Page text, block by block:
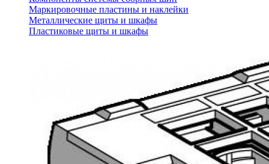
Маркировочные пластины и наклейки
Металлические щиты и шкафы
Пластиковые щиты и шкафы